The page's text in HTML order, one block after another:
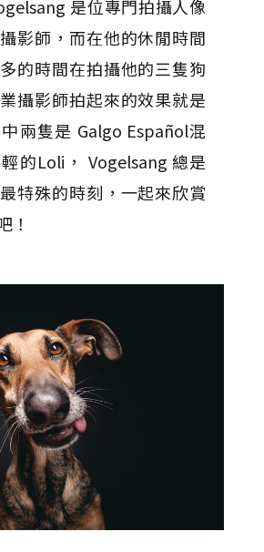
是位專門拍攝人像
影師，而在他的休閒時間
的時間在拍攝他的三隻狗
攝影師拍起來的效果就是
兩隻是 Galgo Español混
的Loli， Vogelsang 總是
特殊的時刻，一起來欣賞
！